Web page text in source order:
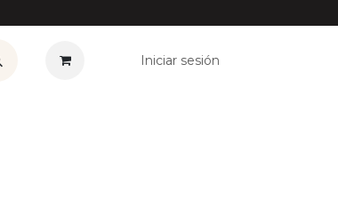
Iniciar sesión